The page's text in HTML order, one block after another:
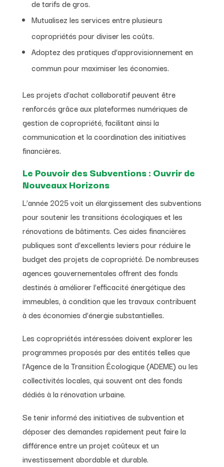
de tarifs de gros.
Mutualisez les services entre plusieurs
copropriétés pour diviser les coûts.
Adoptez des pratiques d’approvisionnement en
commun pour maximiser les économies.
Les projets d’achat collaboratif peuvent être
renforcés grâce aux plateformes numériques de
gestion de copropriété, facilitant ainsi la
communication et la coordination des initiatives
financières.
Le Pouvoir des Subventions : Ouvrir de
Nouveaux Horizons
L’année 2025 voit un élargissement des subventions
pour soutenir les transitions écologiques et les
rénovations de bâtiments. Ces aides financières
publiques sont d’excellents leviers pour réduire le
budget des projets de copropriété. De nombreuses
agences gouvernementales offrent des fonds
destinés à améliorer l’efficacité énergétique des
immeubles, à condition que les travaux contribuent
à des économies d’énergie substantielles.
Les copropriétés intéressées doivent explorer les
programmes proposés par des entités telles que
l’Agence de la Transition Écologique (ADEME) ou les
collectivités locales, qui souvent ont des fonds
dédiés à la rénovation urbaine.
Se tenir informé des initiatives de subvention et
déposer des demandes rapidement peut faire la
différence entre un projet coûteux et un
investissement abordable et durable.